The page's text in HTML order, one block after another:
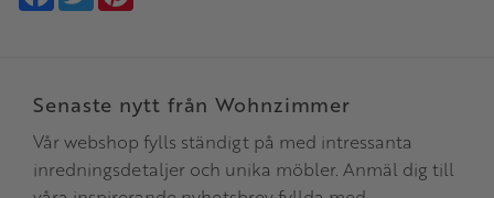
Senaste nytt från Wohnzimmer
Vår webshop fylls ständigt på med intressanta
inredningsdetaljer och unika möbler. Anmäl dig till